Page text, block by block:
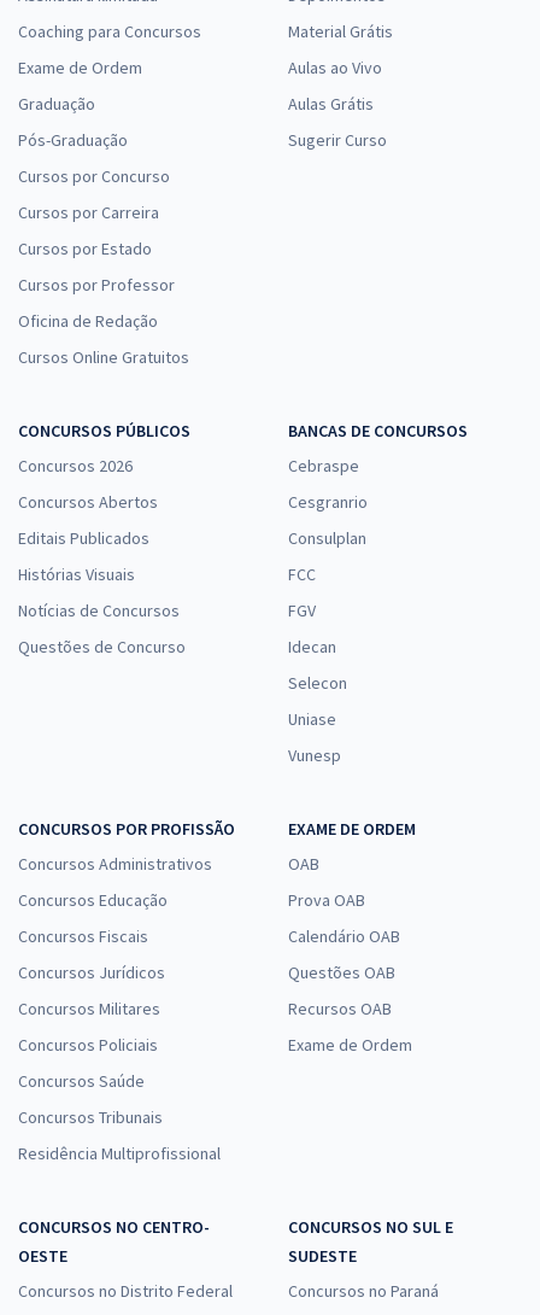
Coaching para Concursos
Exame de Ordem
Graduação
Pós-Graduação
Cursos por Concurso
Cursos por Carreira
Cursos por Estado
Cursos por Professor
Oficina de Redação
Cursos Online Gratuitos
Material Grátis
Aulas ao Vivo
Aulas Grátis
Sugerir Curso
CONCURSOS PÚBLICOS
Concursos 2026
Concursos Abertos
Editais Publicados
Histórias Visuais
Notícias de Concursos
Questões de Concurso
BANCAS DE CONCURSOS
Cebraspe
Cesgranrio
Consulplan
FCC
FGV
Idecan
Selecon
Uniase
Vunesp
CONCURSOS POR PROFISSÃO
Concursos Administrativos
Concursos Educação
Concursos Fiscais
Concursos Jurídicos
Concursos Militares
Concursos Policiais
Concursos Saúde
Concursos Tribunais
Residência Multiprofissional
EXAME DE ORDEM
OAB
Prova OAB
Calendário OAB
Questões OAB
Recursos OAB
Exame de Ordem
CONCURSOS NO CENTRO-
OESTE
Concursos no Distrito Federal
CONCURSOS NO SUL E
SUDESTE
Concursos no Paraná